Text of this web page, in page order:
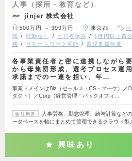
人事（採用・教育など）
jinjer 株式会社
500万円 ～ 999万円 東京都
問
転勤なし 土日祝休み 1億円以上資
務
リモートワーク可能 育児支援制度
各事業責任者と密に連携しながら
から母集団形成、選考プロセス運
承諾までの一連を担い、年…
事業ドメインはBiz（セールス・CS・マーケ）／
ダクト）／Corp（経営管理・バックオフィ…
会社概要
人事労務、勤怠管理、給与計算など
ータベースを軸にまとめて管理できるクラウド型
興味あり